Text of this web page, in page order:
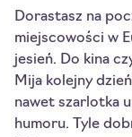
Dorastasz na
miejscowości w
jesień. Do kina
Mija kolejny
nawet szarlotka
humoru. Tyle